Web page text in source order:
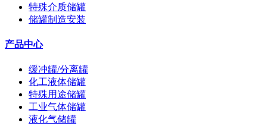
特殊介质储罐
储罐制造安装
产品中心
缓冲罐/分离罐
化工液体储罐
特殊用途储罐
工业气体储罐
液化气储罐